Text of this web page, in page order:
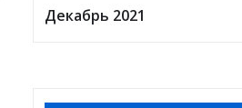
Декабрь 2021